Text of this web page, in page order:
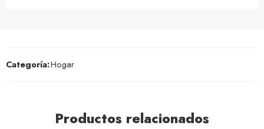
Categoría:Hogar
Productos relacionados